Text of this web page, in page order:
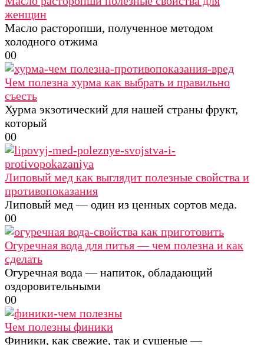
женщин
Масло расторопши, полученное методом
холодного отжима
00
Чем полезна хурма как выбрать и правильно
съесть
Хурма экзотический для нашей страны фрукт,
который
00
Липовый мед как выглядит полезные свойства и
противопоказания
Липовый мед — один из ценных сортов меда.
00
Огуречная вода для питья — чем полезна и как
сделать
Огуречная вода — напиток, обладающий
оздоровительными
00
Чем полезны финики
Финики, как свежие, так и сушеные —